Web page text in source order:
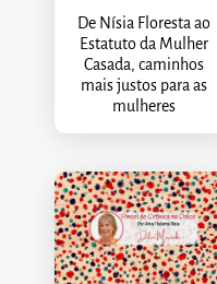
De Nísia Floresta ao
Estatuto da Mulher
Casada, caminhos
mais justos para as
mulheres